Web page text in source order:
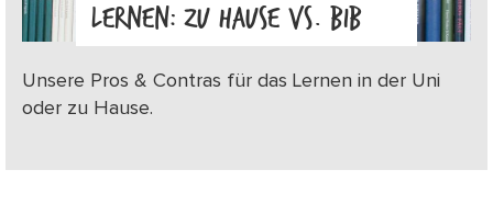
LERNEN: ZU HAUSE VS. BIB
Unsere Pros & Contras für das Lernen in der Uni
oder zu Hause.